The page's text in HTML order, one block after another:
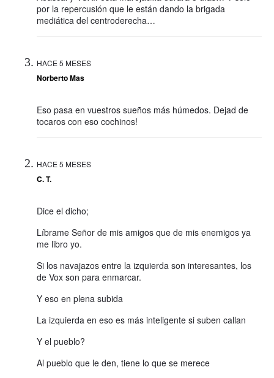
por la repercusión que le están dando la brigada
mediática del centroderecha…
HACE 5 MESES
Norberto Mas
Eso pasa en vuestros sueños más húmedos. Dejad de
tocaros con eso cochinos!
HACE 5 MESES
C. T.
Dice el dicho;
Líbrame Señor de mis amigos que de mis enemigos ya
me libro yo.
Si los navajazos entre la izquierda son interesantes, los
de Vox son para enmarcar.
Y eso en plena subida
La izquierda en eso es más inteligente si suben callan
Y el pueblo?
Al pueblo que le den, tiene lo que se merece